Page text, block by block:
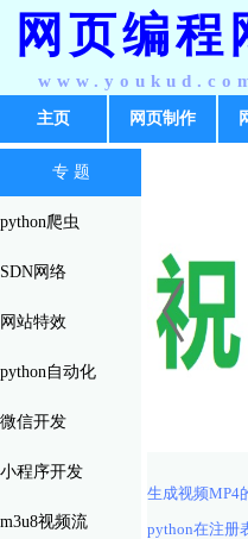
网页编程
主页 网页制作
专 题
python爬虫
SDN网络
网站特效
python自动化
微信开发
小程序开发
m3u8视频流
生成视频MP4
python在注册